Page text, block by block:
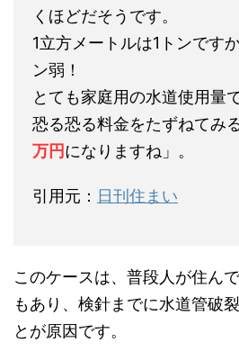
くほどだそうです。
1立方メートルは1トンです
ン弱！
とても家庭用の水道使用量
恐る恐る料金をたずねてみ
万円になりますね」。
引用元： 日刊住まい
このケースは、普段人が住ん
もあり、検針までに水道管破
とが原因です。